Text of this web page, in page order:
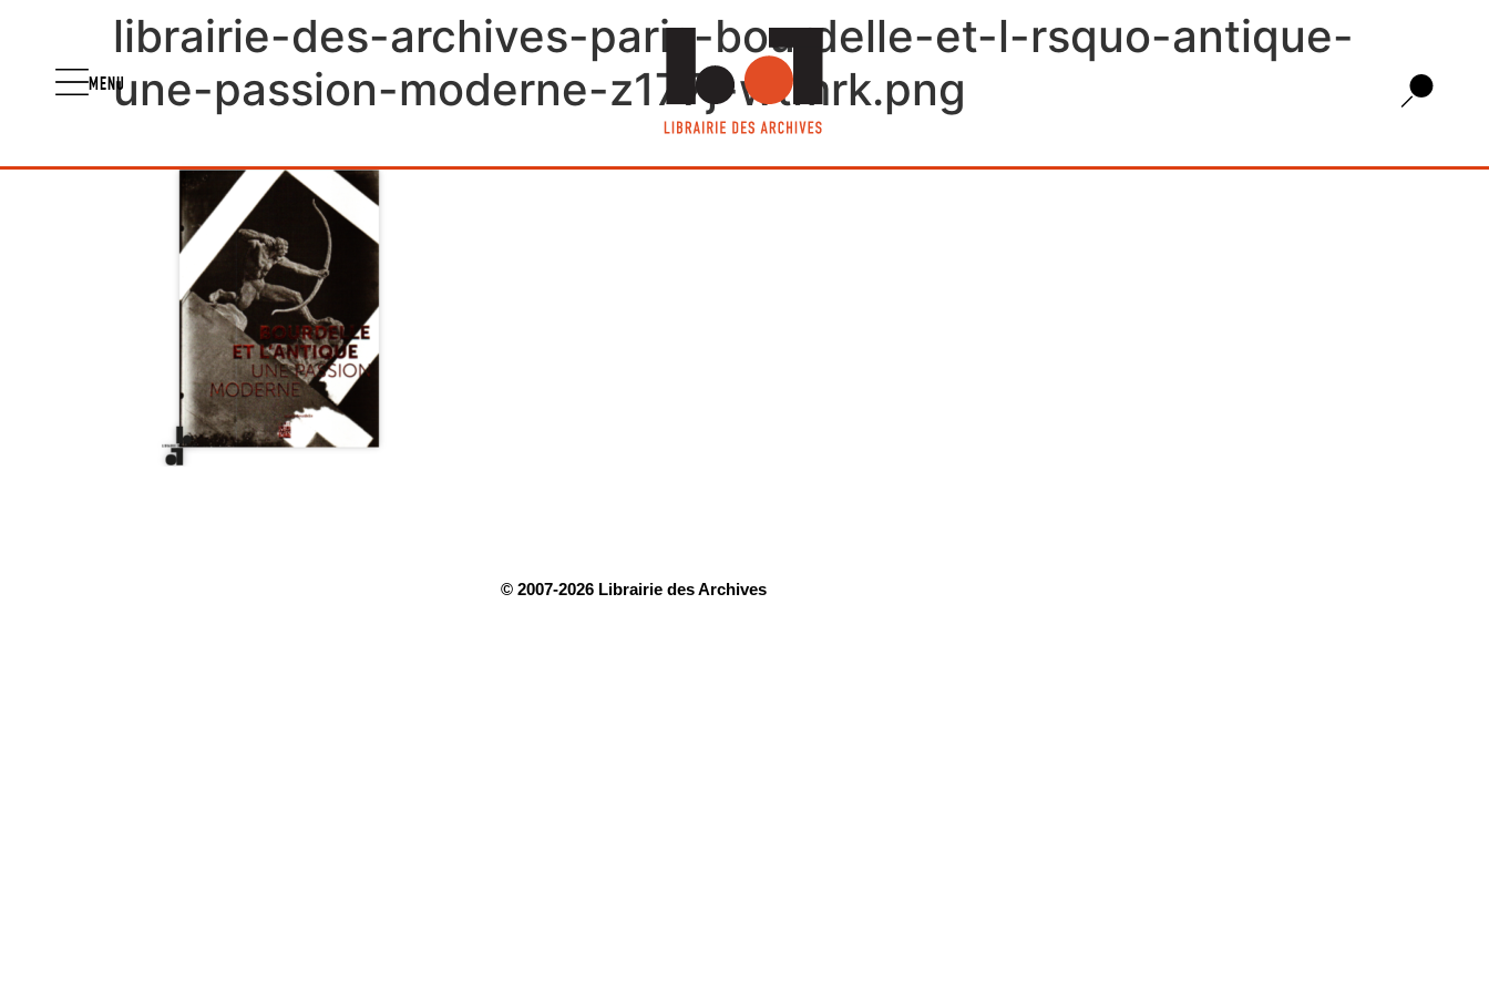
MENU
librairie-des-archives-paris-bourdelle-et-l-rsquo-antique-
une-passion-moderne-z177j-wtmrk.png
© 2007-2026 Librairie des Archives